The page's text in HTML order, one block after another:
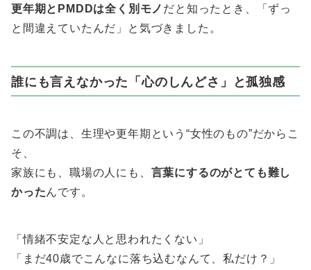
更年期とPMDDは全く別モノ だと知ったとき、「ずっ
と間違えていたんだ」と気づきました。
誰にも言えなかった「心のしんどさ」と孤独感
この不調は、生理や更年期という“女性のもの”だからこ
そ、
家族にも、職場の人にも、 言葉にするのがとても難し
かったんです。
「情緒不安定な人と思われたくない」
「まだ40歳でこんなに落ち込むなんて、私だけ？」